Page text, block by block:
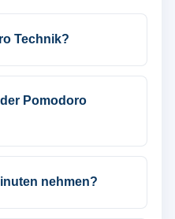
Technik?
Pomodoro
nehmen?